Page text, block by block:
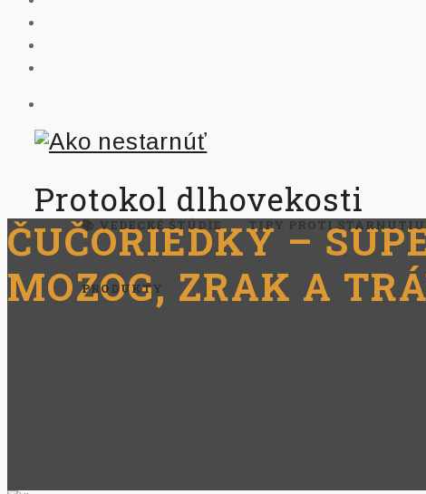
Protokol dlhovekosti
📚 VEDECKÉ ŠTÚDIE TIPY PROTI STARNUTIU
PRODUKTY
ČUČORIEDKY –
MOZOG, ZRAK A